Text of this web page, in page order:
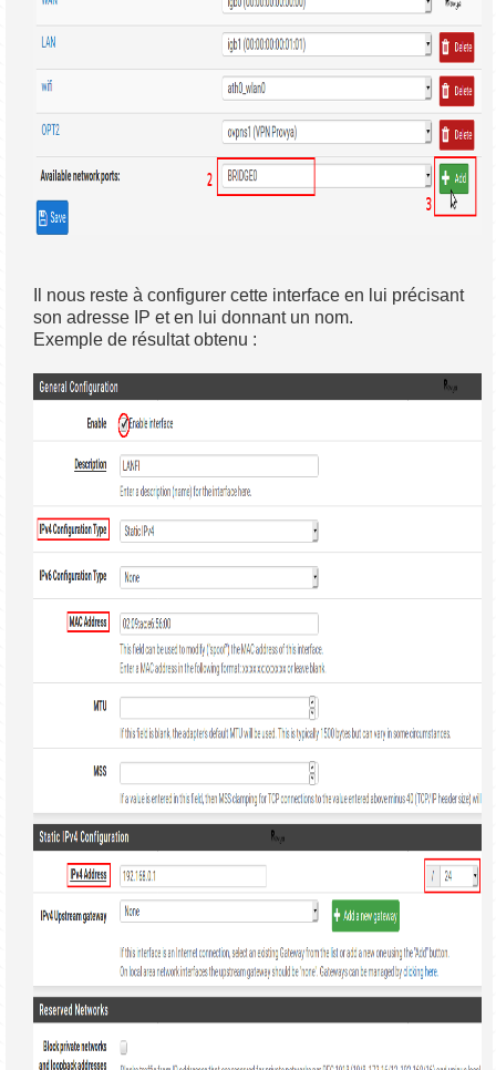
Il nous reste à configurer cette interface en lui précisant
son adresse IP et en lui donnant un nom.
Exemple de résultat obtenu :